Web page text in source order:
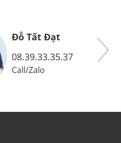
Đỗ Tất Đạt
08.39.33.35.37
Call/Zalo